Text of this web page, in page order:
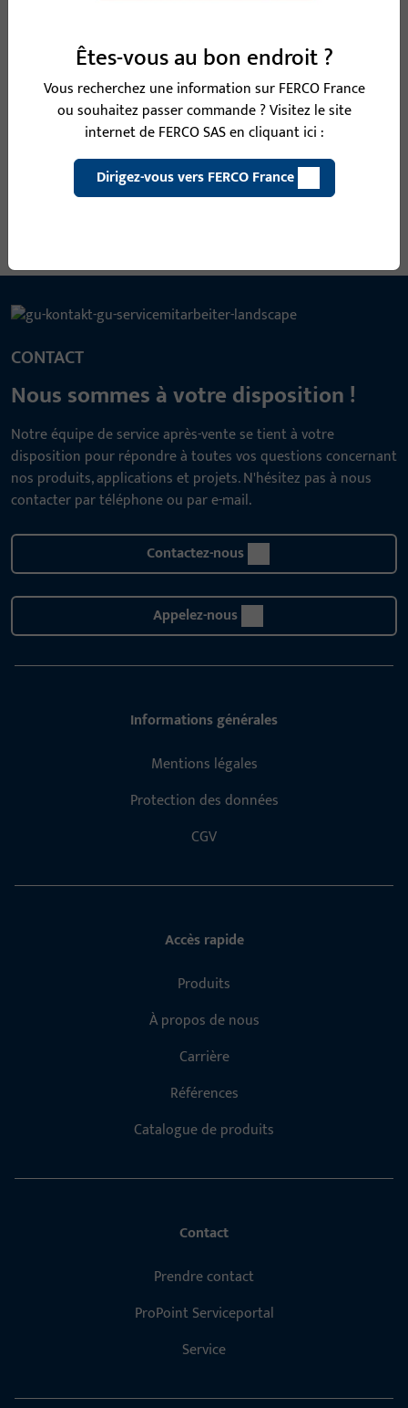
B-78430-08-0-1 | Carré | CARRE DIVISE 9 MM
LI25/LA65
Carré, largeur totale 9 mm, hauteur / profondeur totale 9 mm
Voir toutes les variantes
CONTACT
Nous sommes à votre disposition !
Notre équipe de service après-vente se tient à votre
disposition pour répondre à toutes vos questions concernant
nos produits, applications et projets. N'hésitez pas à nous
contacter par téléphone ou par e-mail.
Contactez-nous
Appelez-nous
Êtes-vous au bon endroit ?
Vous recherchez une information sur FERCO France
ou souhaitez passer commande ? Visitez le site
internet de FERCO SAS en cliquant ici :
Dirigez-vous vers FERCO France
Informations générales
Mentions légales
Protection des données
CGV
Accès rapide
Produits
À propos de nous
Carrière
Références
Catalogue de produits
Contact
Prendre contact
ProPoint Serviceportal
Service